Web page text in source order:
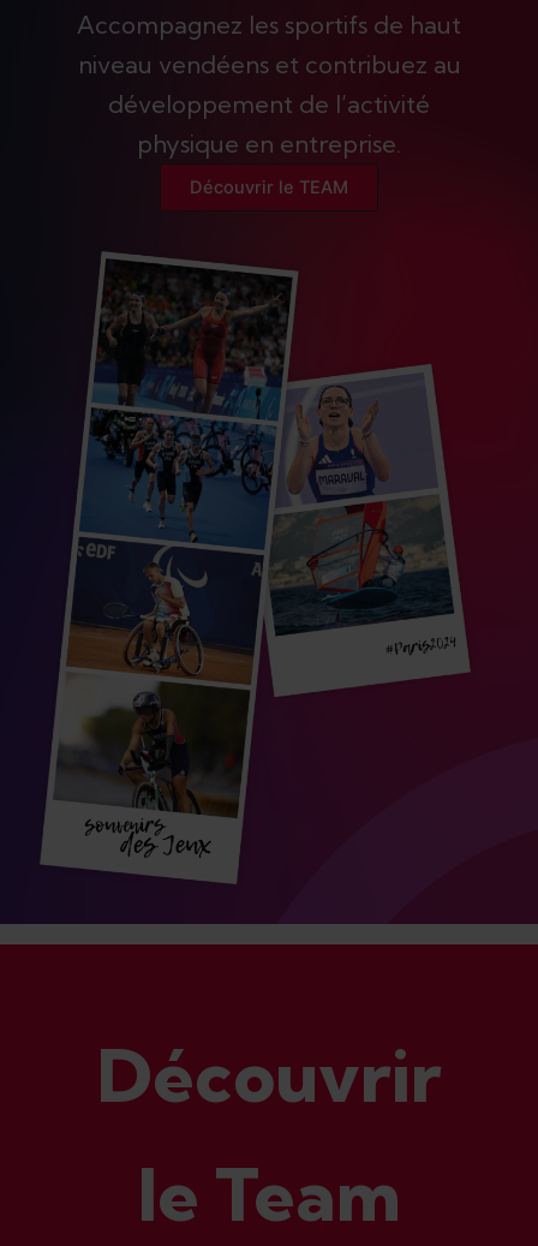
Accompagnez les sportifs de haut
niveau vendéens et contribuez au
développement de l’activité
physique en entreprise.
Découvrir le TEAM
Découvrir
le Team